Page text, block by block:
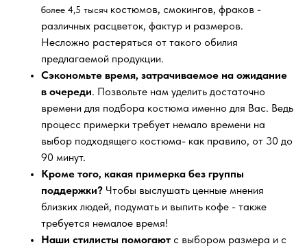
более 4,5 тысяч костюмов, смокингов, фраков -
различных расцветок, фактур и размеров.
Несложно растеряться от такого обилия
предлагаемой продукции.
Сэкономьте время, затрачиваемое на ожидание
в очереди. Позвольте нам уделить достаточно
времени для подбора костюма именно для Вас. Ведь
процесс примерки требует немало времени на
выбор подходящего костюма- как правило, от 30 до
90 минут.
Кроме того, какая примерка без группы
поддержки? Чтобы выслушать ценные мнения
близких людей, подумать и выпить кофе - также
требуется немалое время!
Наши стилисты помогают с выбором размера и с